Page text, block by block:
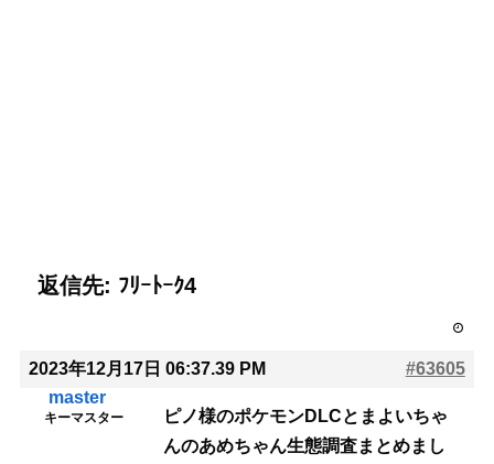
返信先: ﾌﾘｰﾄｰｸ4
2023年12月17日 06:37.39 PM
#63605
master
キーマスター
ピノ様のポケモンDLCとまよいちゃ
んのあめちゃん生態調査まとめまし